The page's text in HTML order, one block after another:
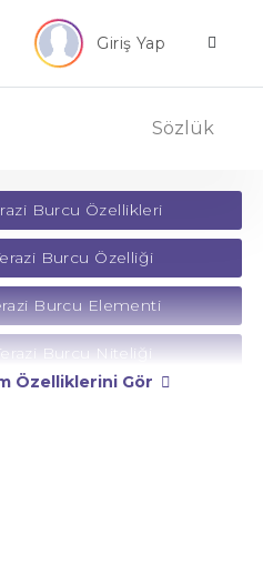
Giriş Yap
Sözlük
Burcu Özellikleri
Burcu Özelliği
Burcu Elementi
Burcu Niteliği
Özelliklerini Gör